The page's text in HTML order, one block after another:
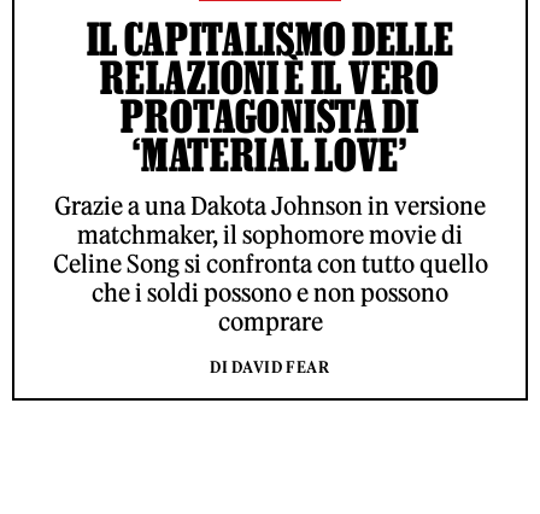
IL CAPITALISMO DELLE
RELAZIONI È IL VERO
PROTAGONISTA DI
‘MATERIAL LOVE’
Grazie a una Dakota Johnson in versione
matchmaker, il sophomore movie di
Celine Song si confronta con tutto quello
che i soldi possono e non possono
comprare
DI DAVID FEAR